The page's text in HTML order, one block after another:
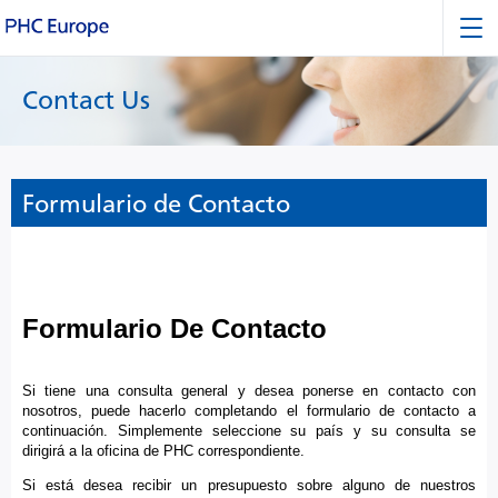
Contact Us
Formulario de Contacto